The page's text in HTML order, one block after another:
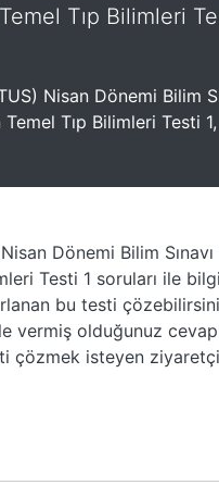
Tıp Bilimleri
Nisan Dönemi Bilim
Tıp Bilimleri Testi
Dönemi Bilim Sınavı
Testi 1 soruları ile
bu testi
vermiş olduğunuz
çözmek isteyen